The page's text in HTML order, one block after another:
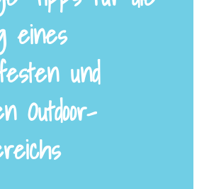
eines
und
Outdoor-